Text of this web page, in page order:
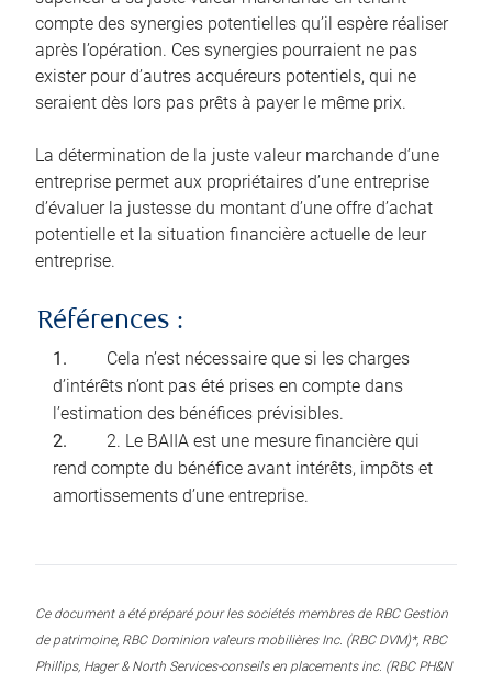
compte des synergies potentielles qu’il espère réaliser
après l’opération. Ces synergies pourraient ne pas
exister pour d’autres acquéreurs potentiels, qui ne
seraient dès lors pas prêts à payer le même prix.
La détermination de la juste valeur marchande d’une
entreprise permet aux propriétaires d’une entreprise
d’évaluer la justesse du montant d’une offre d’achat
potentielle et la situation financière actuelle de leur
entreprise.
Références :
Cela n’est nécessaire que si les charges
d’intérêts n’ont pas été prises en compte dans
l’estimation des bénéfices prévisibles.
2. Le BAIIA est une mesure financière qui
rend compte du bénéfice avant intérêts, impôts et
amortissements d’une entreprise.
Ce document a été préparé pour les sociétés membres de RBC Gestion
de patrimoine, RBC Dominion valeurs mobilières Inc. (RBC DVM)*, RBC
Phillips, Hager & North Services-conseils en placements inc. (RBC PH&N